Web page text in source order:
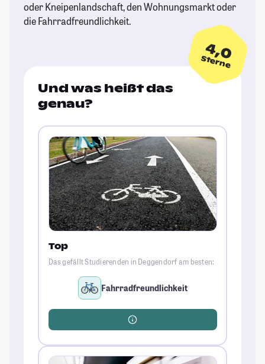
oder Kneipenlandschaft, den Wohnungsmarkt oder
die Fahrradfreundlichkeit.
4,0
Sterne
Und was heißt das
genau?
Top
Das gefällt Studierenden in Deggendorf am besten:
Fahrradfreundlichkeit